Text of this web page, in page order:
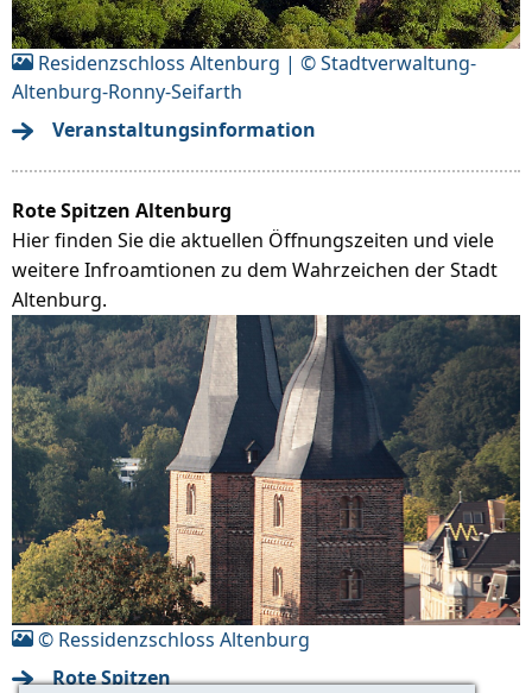
Residenzschloss Altenburg | © Stadtverwaltung-
Altenburg-Ronny-Seifarth
Veranstaltungsinformation
Rote Spitzen Altenburg
Hier finden Sie die aktuellen Öffnungszeiten und viele
weitere Infroamtionen zu dem Wahrzeichen der Stadt
Altenburg.
© Ressidenzschloss Altenburg
Rote Spitzen